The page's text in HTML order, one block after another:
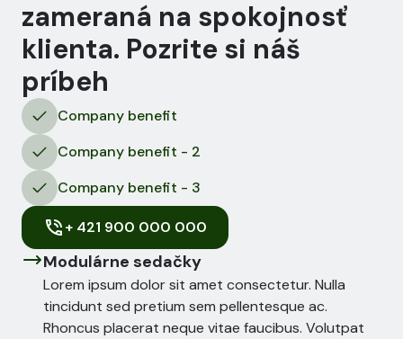
zameraná na spokojnosť
klienta. Pozrite si náš
príbeh
Company benefit
Company benefit - 2
Company benefit - 3
+ 421 900 000 000
Modulárne sedačky
Lorem ipsum dolor sit amet consectetur. Nulla
tincidunt sed pretium sem pellentesque ac.
Rhoncus placerat neque vitae faucibus. Volutpat